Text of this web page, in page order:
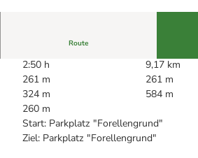
Wanderführer Jörg Kühnhold
Einkaufen
Route
2:50 h
9,17 km
261 m
261 m
324 m
584 m
260 m
Start: Parkplatz "Forellengrund"
Ziel: Parkplatz "Forellengrund"